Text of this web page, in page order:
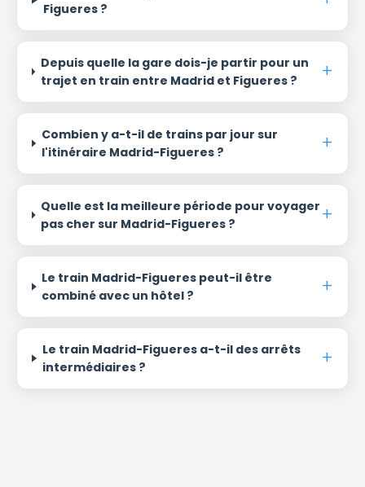
Figueres ?
Depuis quelle la gare dois-je partir pour un
trajet en train entre Madrid et Figueres ?
Combien y a-t-il de trains par jour sur
l'itinéraire Madrid-Figueres ?
Quelle est la meilleure période pour voyager
pas cher sur Madrid-Figueres ?
Le train Madrid-Figueres peut-il être
combiné avec un hôtel ?
Le train Madrid-Figueres a-t-il des arrêts
intermédiaires ?